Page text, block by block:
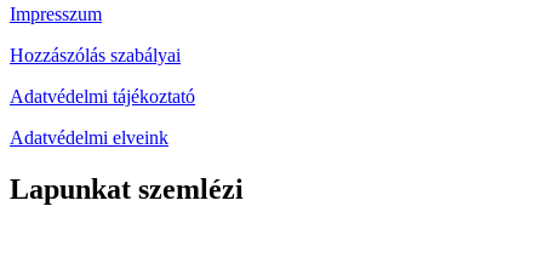
Impresszum
Hozzászólás szabályai
Adatvédelmi tájékoztató
Adatvédelmi elveink
Lapunkat szemlézi